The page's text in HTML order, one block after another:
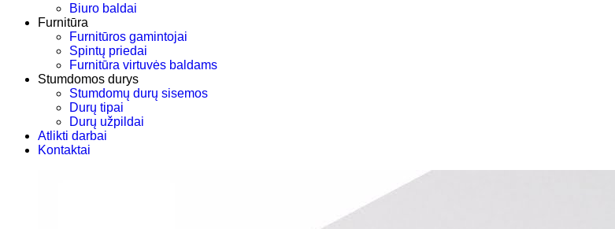
Biuro baldai
Furnitūra
Furnitūros gamintojai
Spintų priedai
Furnitūra virtuvės baldams
Stumdomos durys
Stumdomų durų sisemos
Durų tipai
Durų užpildai
Atlikti darbai
Kontaktai